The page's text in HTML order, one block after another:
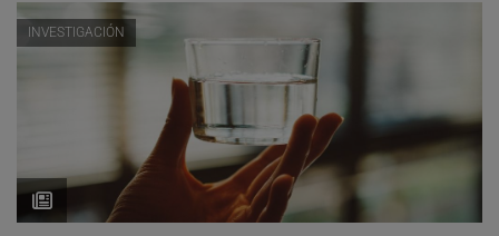
INVESTIGACIÓN